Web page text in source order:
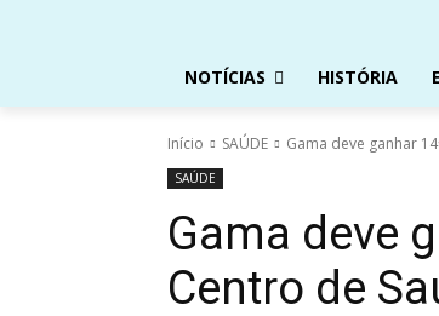
NOTÍCIAS HISTÓRIA
Início SAÚDE Gama deve ganhar
SAÚDE
Gama deve
Centro de